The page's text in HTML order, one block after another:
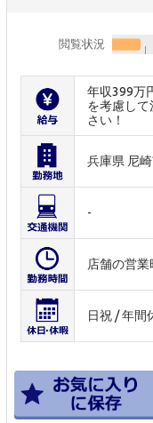
閲覧状況
年収399万
を考慮し
さい！
兵庫県 尼
-
店舗の営
日祝 / 年間